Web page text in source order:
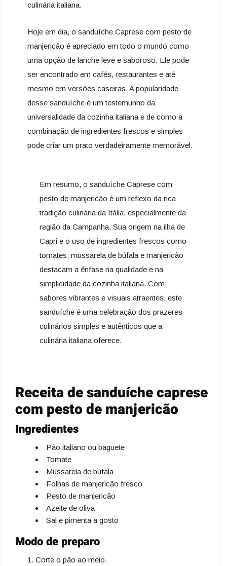
culinária italiana.
Hoje em dia, o sanduíche Caprese com pesto de
manjericão é apreciado em todo o mundo como
uma opção de lanche leve e saboroso. Ele pode
ser encontrado em cafés, restaurantes e até
mesmo em versões caseiras. A popularidade
desse sanduíche é um testemunho da
universalidade da cozinha italiana e de como a
combinação de ingredientes frescos e simples
pode criar um prato verdadeiramente memorável.
Em resumo, o sanduíche Caprese com
pesto de manjericão é um reflexo da rica
tradição culinária da Itália, especialmente da
região da Campanha. Sua origem na ilha de
Capri e o uso de ingredientes frescos como
tomates, mussarela de búfala e manjericão
destacam a ênfase na qualidade e na
simplicidade da cozinha italiana. Com
sabores vibrantes e visuais atraentes, este
sanduíche é uma celebração dos prazeres
culinários simples e autênticos que a
culinária italiana oferece.
Receita de sanduíche caprese
com pesto de manjericão
Ingredientes
Pão italiano ou baguete
Tomate
Mussarela de búfala
Folhas de manjericão fresco
Pesto de manjericão
Azeite de oliva
Sal e pimenta a gosto
Modo de preparo
Corte o pão ao meio.